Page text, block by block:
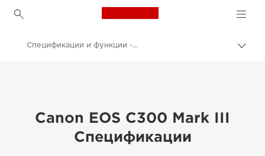
Canon Logo, back to
EOS C300 Mark III од Canon
Спецификации и функции - EOS C300 MARK III ОД CANON
Canon EOS C300 Mark III
Спецификации